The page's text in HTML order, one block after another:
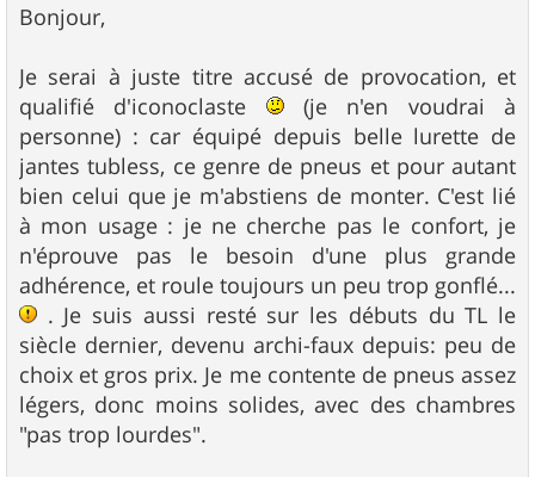
s
s
g
e
Bonjour,
Je serai à juste titre accusé de provocation, et
qualifié d'iconoclaste
(je n'en voudrai à
personne) : car équipé depuis belle lurette de
jantes tubless, ce genre de pneus et pour autant
bien celui que je m'abstiens de monter. C'est lié
à mon usage : je ne cherche pas le confort, je
n'éprouve pas le besoin d'une plus grande
adhérence, et roule toujours un peu trop gonflé...
. Je suis aussi resté sur les débuts du TL le
siècle dernier, devenu archi-faux depuis: peu de
choix et gros prix. Je me contente de pneus assez
légers, donc moins solides, avec des chambres
"pas trop lourdes".